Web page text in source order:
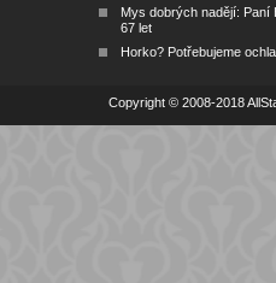
Mys dobrých nadějí: Paní
67 let
Horko? Potřebujeme
Copyright © 2008-2018